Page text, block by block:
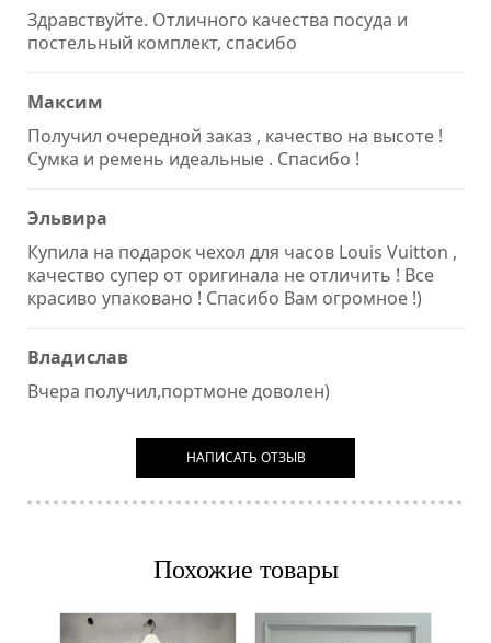
Здравствуйте. Отличного качества посуда и
постельный комплект, спасибо
Максим
Получил очередной заказ , качество на высоте !
Сумка и ремень идеальные . Спасибо !
Эльвира
Купила на подарок чехол для часов Louis Vuitton ,
качество супер от оригинала не отличить ! Все
красиво упаковано ! Спасибо Вам огромное !)
Владислав
Вчера получил,портмоне доволен)
НАПИСАТЬ ОТЗЫВ
Похожие товары